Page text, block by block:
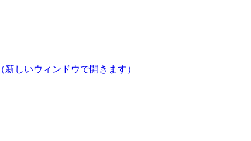
（新しいウィンドウで開きます）